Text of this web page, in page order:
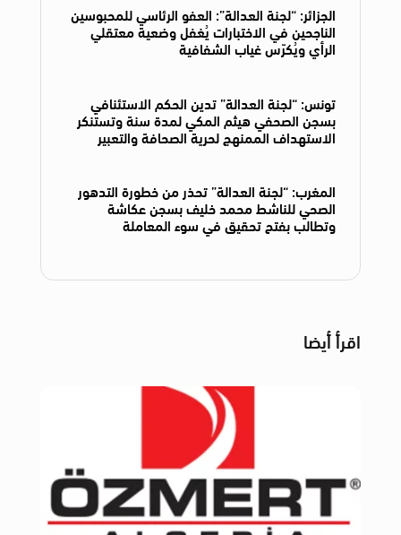
الجزائر: “لجنة العدالة”: العفو الرئاسي للمحبوسين
الناجحين في الاختبارات يُغفل وضعية معتقلي
الرأي ويُكرّس غياب الشفافية
تونس: “لجنة العدالة” تدين الحكم الاستئنافي
بسجن الصحفي هيثم المكي لمدة سنة وتستنكر
الاستهداف الممنهج لحرية الصحافة والتعبير
المغرب: “لجنة العدالة” تحذر من خطورة التدهور
الصحي للناشط محمد خليف بسجن عكاشة
وتطالب بفتح تحقيق في سوء المعاملة
اقرأ أيضا